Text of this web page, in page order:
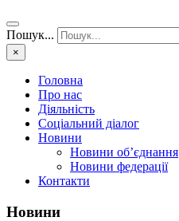
Пошук...
×
Головна
Про нас
Діяльність
Соціальний діалог
Новини
Новини об’єднання
Новини федерації
Контакти
Новини